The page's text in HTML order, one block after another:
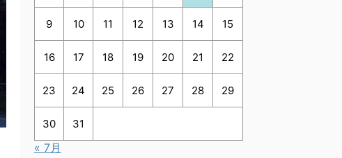
9 10 11 12 13 14 15
16 17 18 19 20 21 22
23 24 25 26 27 28 29
30 31
« 7月